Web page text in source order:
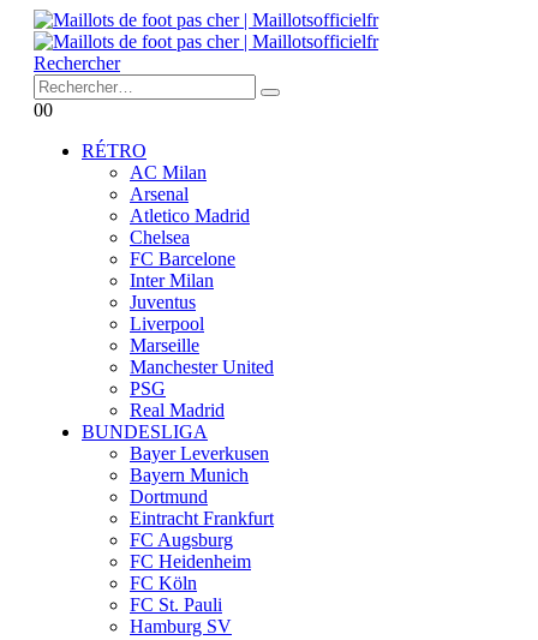
Rechercher
00
RÉTRO
AC Milan
Arsenal
Atletico Madrid
Chelsea
FC Barcelone
Inter Milan
Juventus
Liverpool
Marseille
Manchester United
PSG
Real Madrid
BUNDESLIGA
Bayer Leverkusen
Bayern Munich
Dortmund
Eintracht Frankfurt
FC Augsburg
FC Heidenheim
FC Köln
FC St. Pauli
Hamburg SV